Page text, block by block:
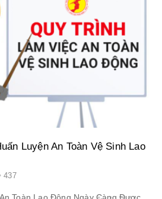
Luyện An Toàn Vệ Sinh Lao
437